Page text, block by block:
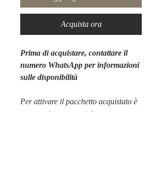
Acquista ora
Prima di acquistare, contattare il
numero WhatsApp per informazioni
sulle disponibilità
Per attivare il pacchetto acquistato è
necessario contattare la struttura.